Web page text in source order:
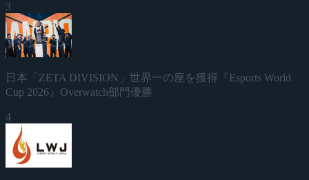
3
日本「ZETA DIVISION」世界一の座を獲得『Esports World
Cup 2026』Overwatch部門優勝
4